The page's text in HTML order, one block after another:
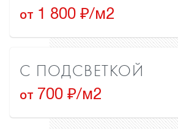
от 1 800 ₽/м2
С ПОДСВЕТКОЙ
от 700 ₽/м2